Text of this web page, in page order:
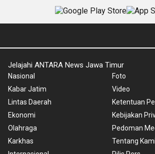
Jelajahi ANTARA News Jawa Timur
Nasional
Kabar Jatim
Lintas Daerah
Ekonomi
Olahraga
Karkhas
Foto
Video
Ketentuan
Kebijakan
Pedoman
Tentang Kami